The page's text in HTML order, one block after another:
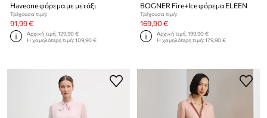
Haveone φόρεμα με μετάξι
Τρέχουσα τιμή:
91,99 €
Αρχική τιμή:129,90 €
Η χαμηλότερη τιμή:109,90 €
BOGNER Fire+Ice φόρεμα ELEEN
Τρέχουσα τιμή:
169,90 €
Αρχική τιμή:199,90 €
Η χαμηλότερη τιμή:179,90 €